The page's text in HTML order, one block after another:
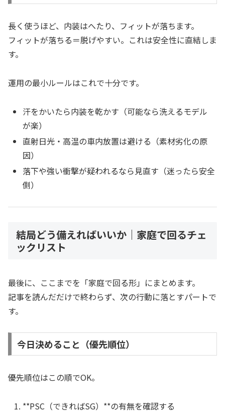
長く使うほど、内装はへたり、フィットが落ちます。
フィットが落ちる＝脱げやすい。これは安全性に直結しま
す。
運用の最小ルールはこれで十分です。
汗をかいたら内装を乾かす（可能なら洗えるモデル
が楽）
直射日光・高温の車内放置は避ける（素材劣化の原
因）
落下や強い衝撃が疑われるなら見直す（迷ったら安全
側）
結局どう備えればいいか｜家庭で回るチェ
ックリスト
最後に、ここまでを「家庭で回る形」にまとめます。
記事を読んだだけで終わらず、次の行動に落とすパートで
す。
今日決めること（優先順位）
優先順位はこの順でOK。
**PSC（できればSG）**の有無を確認する